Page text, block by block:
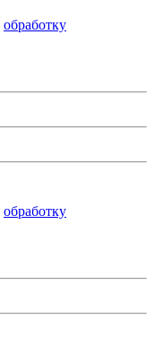
обработку
обработку